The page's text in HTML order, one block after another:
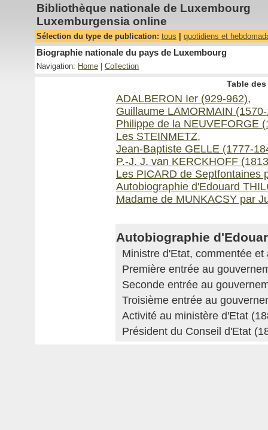
Bibliothèque nationale de Luxembourg
Luxemburgensia online
Sélection du type de publication: tous quotidiens et
Biographie nationale du pays de Luxembourg
Navigation: Home Collection
Table
ADALBERON Ier (929-962),
Guillaume LAMORMAIN
Philippe de la NEUVEFORGE
Les STEINMETZ,
Jean-Baptiste GELLE (1777-
P.-J. J. van KERCKHOFF
Les PICARD de Septfontaines
Autobiographie d'Edouard
Madame de MUNKACSY par
Autobiographie
Ministre d'Etat, commentée
Première entrée au
Seconde entrée au
Troisième entrée au
Activité au ministère d'Etat
Président du Conseil d'Etat